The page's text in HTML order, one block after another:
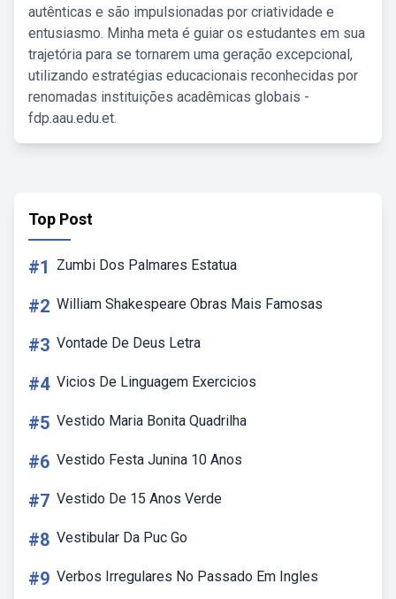
autênticas e são impulsionadas por criatividade e
entusiasmo. Minha meta é guiar os estudantes em sua
trajetória para se tornarem uma geração excepcional,
utilizando estratégias educacionais reconhecidas por
renomadas instituições acadêmicas globais -
fdp.aau.edu.et.
Top Post
#1 Zumbi Dos Palmares Estatua
#2 William Shakespeare Obras Mais Famosas
#3 Vontade De Deus Letra
#4 Vicios De Linguagem Exercicios
#5 Vestido Maria Bonita Quadrilha
#6 Vestido Festa Junina 10 Anos
#7 Vestido De 15 Anos Verde
#8 Vestibular Da Puc Go
#9 Verbos Irregulares No Passado Em Ingles